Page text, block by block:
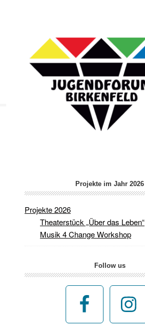
Projekte im Jahr 2026
Projekte 2026
Theaterstück „Über das Leben“
Musik 4 Change Workshop
Follow us